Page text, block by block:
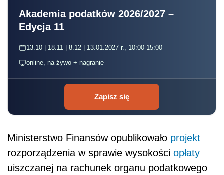
Akademia podatków 2026/2027 –
Edycja 11
13.10 | 18.11 | 8.12 | 13.01.2027 r., 10:00-15:00
online, na żywo + nagranie
Zapisz się
Ministerstwo Finansów opublikowało projekt
rozporządzenia w sprawie wysokości opłaty
uiszczanej na rachunek organu podatkowego